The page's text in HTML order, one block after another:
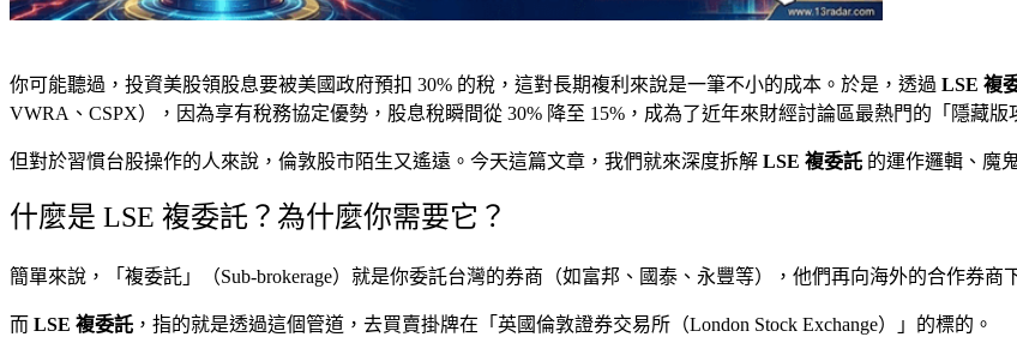
你可能聽過，投資美股領股息要被美國政府預扣 30% 的稅，這對長期複利來說是一筆不小的成本。於是，透過 LSE 複
VWRA、CSPX），因為享有稅務協定優勢，股息稅瞬間從 30% 降至 15%，成為了近年來財經討論區最熱門的「隱藏版
但對於習慣台股操作的人來說，倫敦股市陌生又遙遠。今天這篇文章，我們就來深度拆解 LSE 複委託 的運作邏輯、魔
什麼是 LSE 複委託？為什麼你需要它？
簡單來說，「複委託」（Sub-brokerage）就是你委託台灣的券商（如富邦、國泰、永豐等），他們再向海外的合作券商
而 LSE 複委託 ，指的就是透過這個管道，去買賣掛牌在「英國倫敦證券交易所（London Stock Exchange）」的標的。